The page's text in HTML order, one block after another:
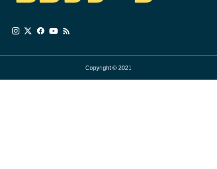
Copyright © 2021